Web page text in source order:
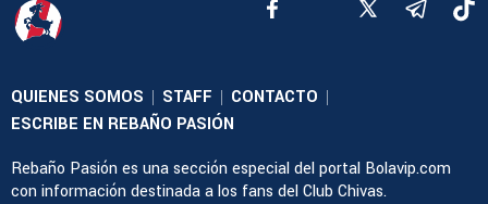
QUIENES SOMOS | STAFF | CONTACTO |
ESCRIBE EN REBAÑO PASIÓN
Rebaño Pasión es una sección especial del portal Bolavip.com
con información destinada a los fans del Club Chivas.